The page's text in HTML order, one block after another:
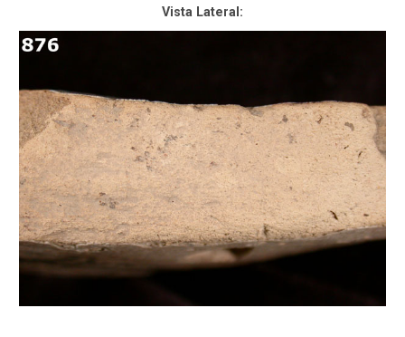
Vista Lateral: